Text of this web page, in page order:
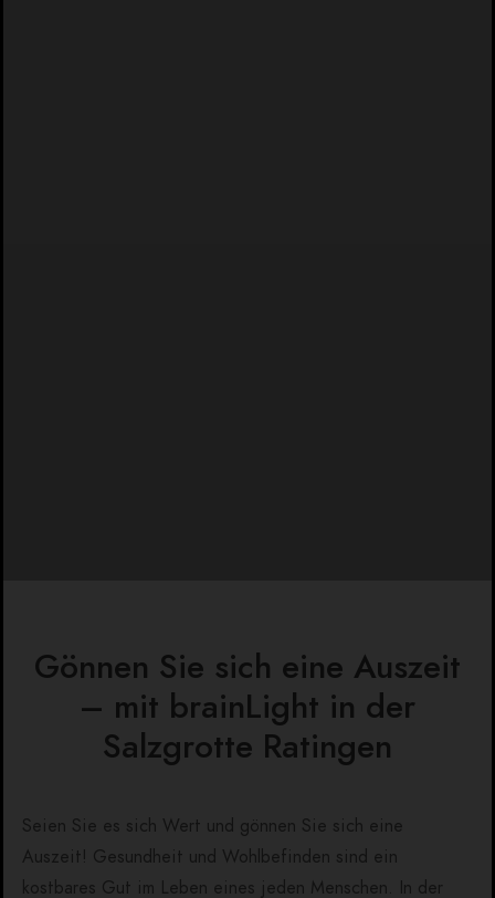
Gönnen Sie sich eine Auszeit
– mit brainLight in der
Salzgrotte Ratingen
Seien Sie es sich Wert und gönnen Sie sich eine
Auszeit! Gesundheit und Wohlbefinden sind ein
kostbares Gut im Leben eines jeden Menschen. In der